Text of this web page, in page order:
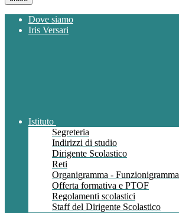
Dove siamo
Iris Versari
Istituto
Segreteria
Indirizzi di studio
Dirigente Scolastico
Reti
Organigramma - Funzionigramma
Offerta formativa e PTOF
Regolamenti scolastici
Staff del Dirigente Scolastico